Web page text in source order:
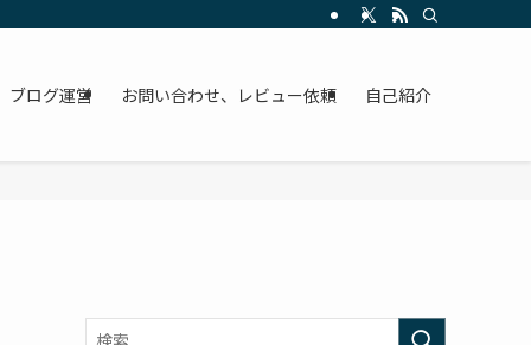
ブログ運営 お問い合わせ、レビュー依頼 自己紹介